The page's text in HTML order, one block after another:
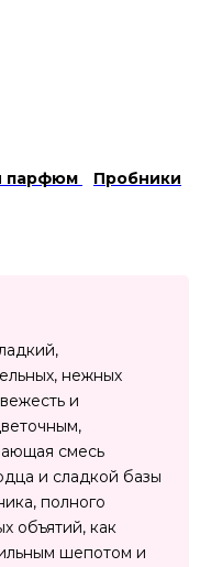
парфюм
Пробники
нежных
и
смесь
и сладкой базы
полного
объятий, как
шепотом и